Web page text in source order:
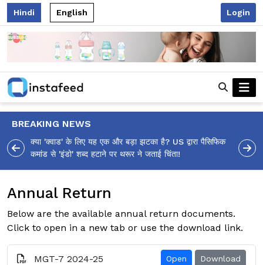
Hindi English Login
BREAKING NEWS
क्या 'क्वाड' के लिए यह एक और बड़ा झटका है? US द्वारा पैसिफिक
कमांड से 'इंडो' शब्द हटाने पर थरूर ने जताई चिंता!
Annual Return
Below are the available annual return documents.
Click to open in a new tab or use the download link.
MGT-7 2024-25 Open Download